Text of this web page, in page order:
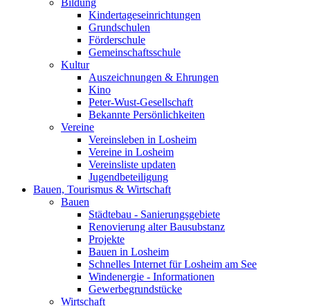
Bildung
Kindertageseinrichtungen
Grundschulen
Förderschule
Gemeinschaftsschule
Kultur
Auszeichnungen & Ehrungen
Kino
Peter-Wust-Gesellschaft
Bekannte Persönlichkeiten
Vereine
Vereinsleben in Losheim
Vereine in Losheim
Vereinsliste updaten
Jugendbeteiligung
Bauen, Tourismus & Wirtschaft
Bauen
Städtebau - Sanierungsgebiete
Renovierung alter Bausubstanz
Projekte
Bauen in Losheim
Schnelles Internet für Losheim am See
Windenergie - Informationen
Gewerbegrundstücke
Wirtschaft